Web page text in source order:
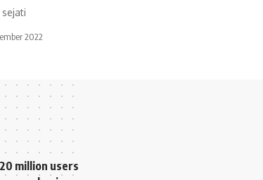
2022
million users